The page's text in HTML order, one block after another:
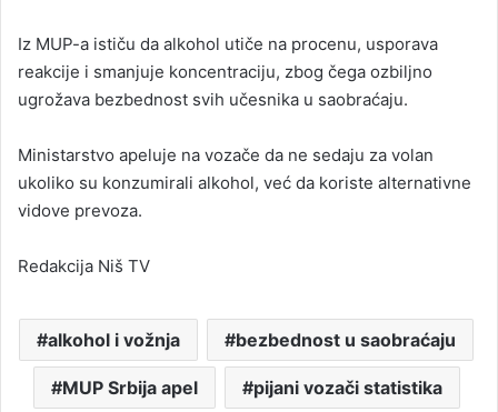
Iz MUP-a ističu da alkohol utiče na procenu, usporava
reakcije i smanjuje koncentraciju, zbog čega ozbiljno
ugrožava bezbednost svih učesnika u saobraćaju.
Ministarstvo apeluje na vozače da ne sedaju za volan
ukoliko su konzumirali alkohol, već da koriste alternativne
vidove prevoza.
Redakcija Niš TV
alkohol i vožnja bezbednost u saobraćaju
MUP Srbija apel pijani vozači statistika